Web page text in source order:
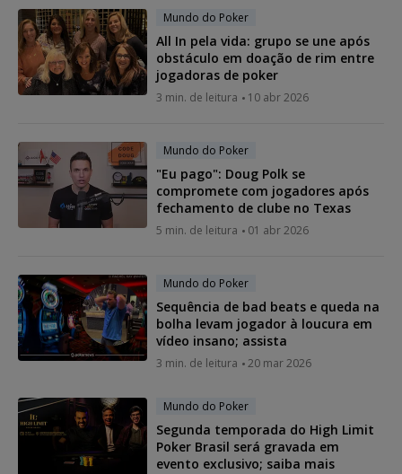
Mundo do Poker
All In pela vida: grupo se une após
obstáculo em doação de rim entre
jogadoras de poker
3 min. de leitura 10 abr 2026
Mundo do Poker
"Eu pago": Doug Polk se
compromete com jogadores após
fechamento de clube no Texas
5 min. de leitura 01 abr 2026
Mundo do Poker
Sequência de bad beats e queda na
bolha levam jogador à loucura em
vídeo insano; assista
3 min. de leitura 20 mar 2026
Mundo do Poker
Segunda temporada do High Limit
Poker Brasil será gravada em
evento exclusivo; saiba mais